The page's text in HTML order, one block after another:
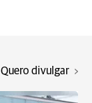
Quero divulgar